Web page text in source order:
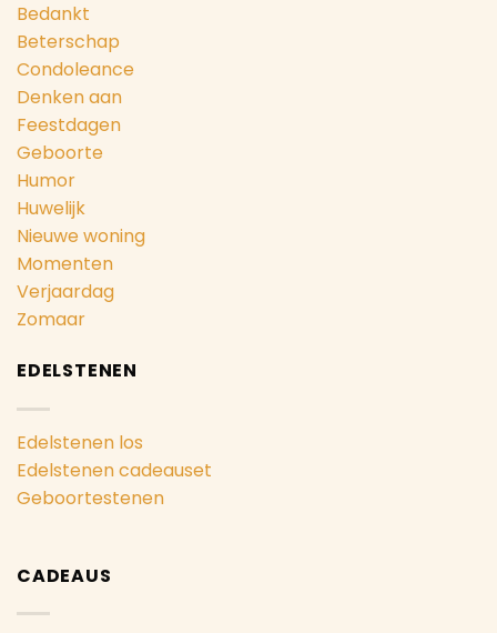
Bedankt
Beterschap
Condoleance
Denken aan
Feestdagen
Geboorte
Humor
Huwelijk
Nieuwe woning
Momenten
Verjaardag
Zomaar
EDELSTENEN
Edelstenen los
Edelstenen cadeauset
Geboortestenen
CADEAUS